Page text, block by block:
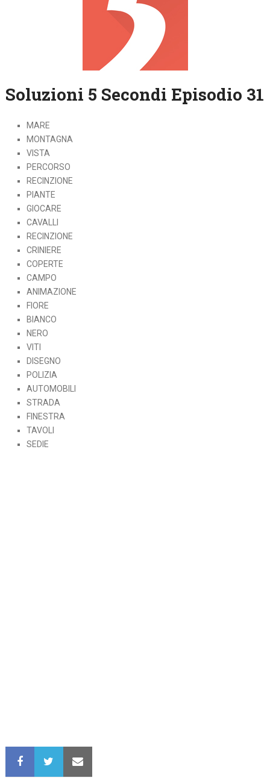
Soluzioni 5 Secondi Episodio 31
MARE
MONTAGNA
VISTA
PERCORSO
RECINZIONE
PIANTE
GIOCARE
CAVALLI
RECINZIONE
CRINIERE
COPERTE
CAMPO
ANIMAZIONE
FIORE
BIANCO
NERO
VITI
DISEGNO
POLIZIA
AUTOMOBILI
STRADA
FINESTRA
TAVOLI
SEDIE